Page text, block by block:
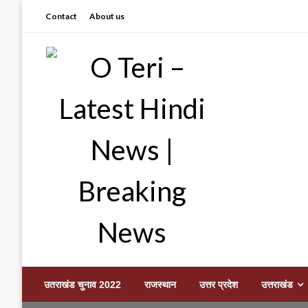
Contact About us
O Teri – Latest Hindi
उतराखंड चुनाव 2022 राजस्थान उत्तर प्रदेश उत्तराखंड